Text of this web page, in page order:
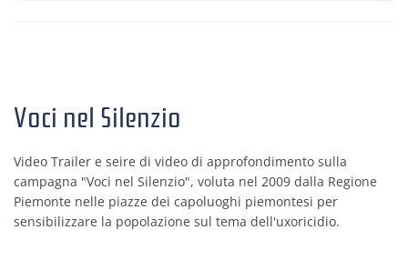
Voci nel Silenzio
Video Trailer e seire di video di approfondimento sulla
campagna "Voci nel Silenzio", voluta nel 2009 dalla Regione
Piemonte nelle piazze dei capoluoghi piemontesi per
sensibilizzare la popolazione sul tema dell'uxoricidio.